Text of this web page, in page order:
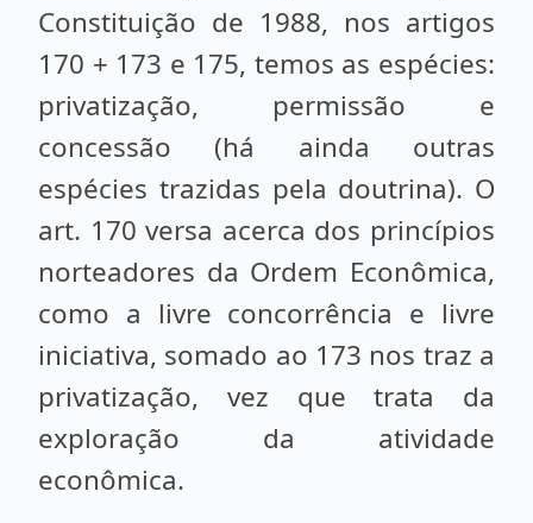
Constituição de 1988, nos artigos
170 + 173 e 175, temos as espécies:
privatização, permissão e
concessão (há ainda outras
espécies trazidas pela doutrina). O
art. 170 versa acerca dos princípios
norteadores da Ordem Econômica,
como a livre concorrência e livre
iniciativa, somado ao 173 nos traz a
privatização, vez que trata da
exploração da atividade
econômica.